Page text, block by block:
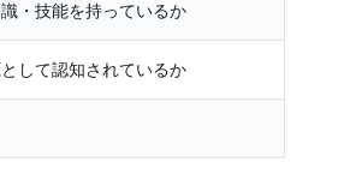
・技能を持っているか
して認知されているか